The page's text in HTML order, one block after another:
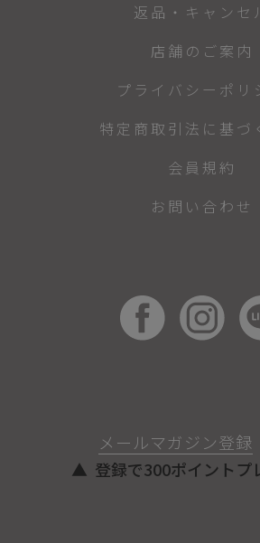
メールマガジン登録
登録で300ポイントプ
返品・キャンセ
店舗のご案内
プライバシーポリ
特定商取引法に基づ
会員規約
お問い合わせ